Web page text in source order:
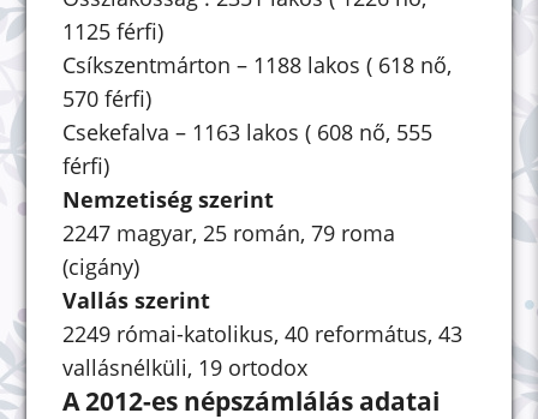
1125 férfi)
Csíkszentmárton – 1188 lakos ( 618 nő,
570 férfi)
Csekefalva – 1163 lakos ( 608 nő, 555
férfi)
Nemzetiség szerint
2247 magyar, 25 román, 79 roma
(cigány)
Vallás szerint
2249 római-katolikus, 40 református, 43
vallásnélküli, 19 ortodox
A 2012-es népszámlálás adatai